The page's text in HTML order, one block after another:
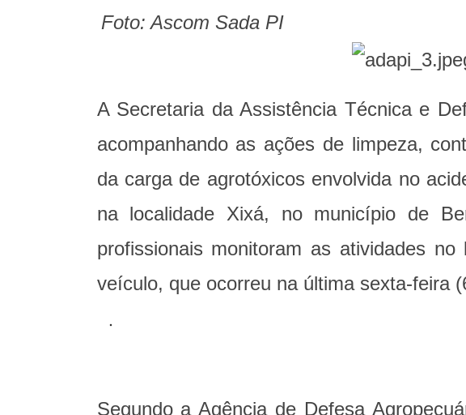
Foto: Ascom Sada PI
A Secretaria da Assistência Técnica e
acompanhando as ações de limpeza,
da carga de agrotóxicos envolvida no
na localidade Xixá, no município de
profissionais monitoram as atividades
veículo, que ocorreu na última sexta-feira
Segundo a Agência de Defesa